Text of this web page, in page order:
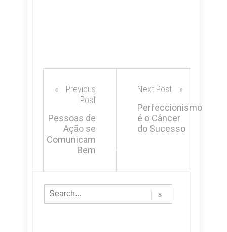
Previous
Post
Pessoas de
Ação se
Comunicam
Bem
Next Post
Perfeccionismo
é o Câncer
do Sucesso